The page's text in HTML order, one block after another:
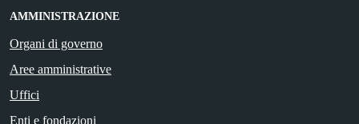
AMMINISTRAZIONE
Organi di governo
Aree amministrative
Uffici
Enti e fondazioni